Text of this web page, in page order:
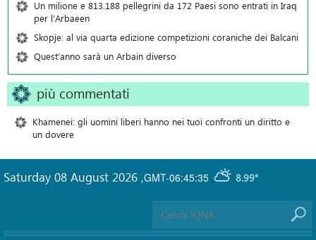
Un milione e 813.188 pellegrini da 172 Paesi sono entrati in Iraq
per l’Arbaeen
Skopje: al via quarta edizione competizioni coraniche dei Balcani
Quest’anno sarà un Arbain diverso
più commentati
Khamenei: gli uomini liberi hanno nei tuoi confronti un diritto e
un dovere
GMT-06:45:35 8.99°
Saturday 08 August 2026 ,